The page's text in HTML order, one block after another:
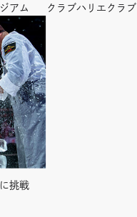
アム クラブハリエクラブ
挑戦